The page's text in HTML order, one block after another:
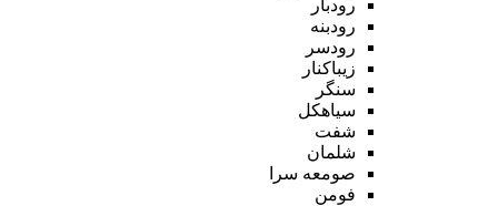
رودبار
رودبنه
رودسر
زیباکنار
سنگر
سیاهکل
شفت
شلمان
صومعه سرا
فومن